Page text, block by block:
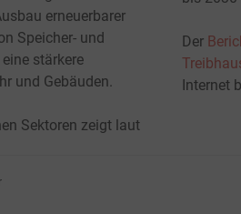
erneuerbarer
Speicher- und
stärkere
und Gebäuden.
Sektoren zeigt laut
Der
Internet